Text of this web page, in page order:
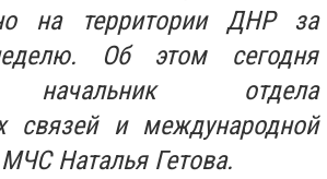
на территории ДНР за
Об этом сегодня
начальник отдела
связей и международной
Наталья Гетова.